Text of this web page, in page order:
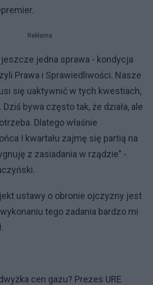
Reklama
jedna sprawa - kondycja
Prawa i Sprawiedliwości. Nasze
się uaktywnić w tych kwestiach,
bywa często tak, że działa, ale
Dlatego właśnie
I kwartału zajmę się partią na
z zasiadania w rządzie" -
ustawy o obronie ojczyzny jest
tego zadania bardzo mi
cen gazu? Prezes URE